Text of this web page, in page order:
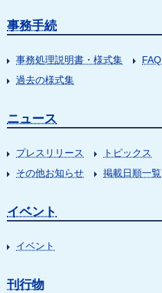
事務手続
事務処理説明書・様式集 FAQ
過去の様式集
ニュース
プレスリリース トピックス
その他お知らせ
掲載日順一覧
イベント
イベント
刊行物